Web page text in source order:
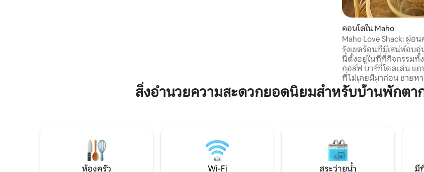
คอนโดใน Maho
Maho Love Shack: ผ่อน
บนดาดฟ้าและอ่างน้ำร้
รังเขตร้อนที่มีเสน่ห์อบอุ่
นี้ตั้งอยู่ในที่ที่กิจกรรมทั้งหม
กอล์ฟ บาร์ที่โดดเด่น แถ
ที่ไม่เคยมีมาก่อน ชายห
เบย์ที่เป็นที่นิยม ตลาดม
อาหารกลางวันแบบบุฟ
เพลิดเพลินกับสถานบันเ
อย่างพร้อมให้คุณดื่มด่ำ
สิ่งอำนวยความสะดวกยอดนิยมสำหรับบ้านพักตา
ห้องครัว Wi-Fi สระว่ายน้ำ มี